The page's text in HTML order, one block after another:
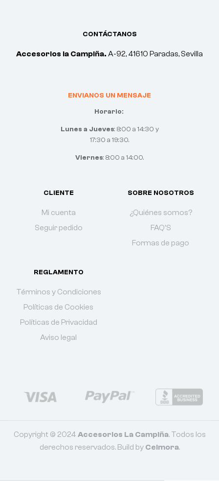
CONTÁCTANOS
Accesorios la Campiña. A-92, 41610 Paradas, Sevilla
ENVIANOS UN MENSAJE
Horario:
Lunes a Jueves: 8:00 a 14:30 y
17:30 a 19:30.
Viernes: 8:00 a 14:00.
CLIENTE
Mi cuenta
Seguir pedido
SOBRE NOSOTROS
¿Quiénes somos?
FAQ'S
Formas de pago
REGLAMENTO
Términos y Condiciones
Políticas de Cookies
Políticas de Privacidad
Aviso legal
Copyright © 2024 Accesorios La Campiña. Todos los
derechos reservados. Build byCelmora.